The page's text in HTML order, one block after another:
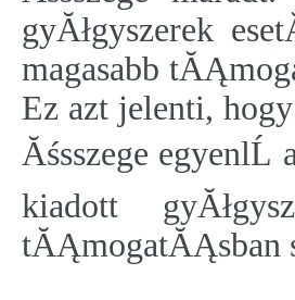
gyĂłgyszerek
magasabb
Ez azt jelenti,
Ăśsszege
kiadott
tĂĄmogatĂĄsban